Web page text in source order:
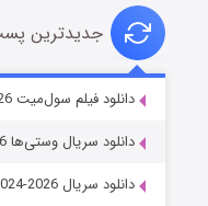
جدیدترین
دانلود فیلم سول‌میت Soulm8te 2026
دانلود سریال وستی‌ها The Westies 2026
دانلود سریال One Hundred Years of Solitude 2024-2026